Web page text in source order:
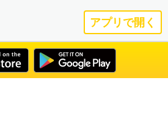
アプリで開く